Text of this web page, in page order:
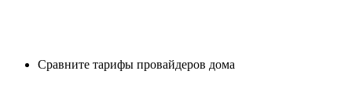
Сравните тарифы провайдеров дома